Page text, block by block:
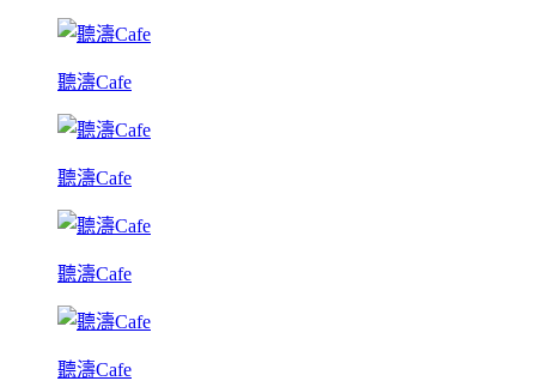
聽濤Cafe
聽濤Cafe
聽濤Cafe
聽濤Cafe